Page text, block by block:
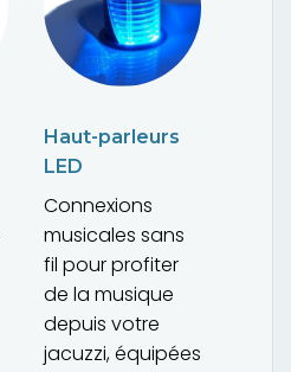
Haut-parleurs
LED
Connexions
musicales sans
fil pour profiter
de la musique
depuis votre
jacuzzi, équipées